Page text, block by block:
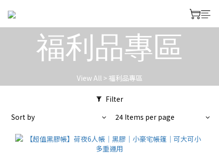
福利品專區
View All >福利品專區
Filter
Sort by
24 Items per page